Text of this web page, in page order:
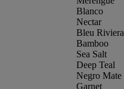
Blanco
Nectar
Bleu Riviera
Bamboo
Sea Salt
Deep Teal
Negro Mate
Garnet